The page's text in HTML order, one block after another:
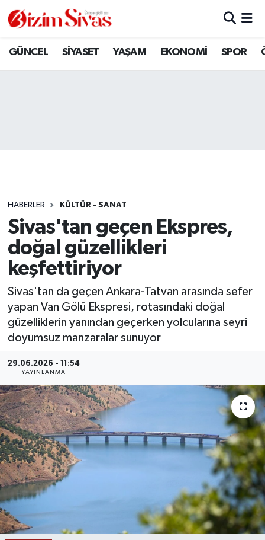
GÜNCEL SİYASET YAŞAM EKONOMİ SPOR
HABERLER KÜLTÜR - SANAT
Sivas'tan geçen Ekspres,
doğal güzellikleri
keşfettiriyor
Sivas'tan da geçen Ankara-Tatvan arasında sefer
yapan Van Gölü Ekspresi, rotasındaki doğal
güzelliklerin yanından geçerken yolcularına seyri
doyumsuz manzaralar sunuyor
29.06.2026 - 11:54
YAYINLANMA
ARAMIZDAN AYRILANLAR
GÜNCEL
KÜLTÜR
MAGAZİN
ÖZEL HABER
SAĞLIK
SİYASET
SOSYAL YARDIMLAR
SPONSORLU YAZI
SPOR
TEKNOLOJİ
Sivas Nöbetçi Eczaneler
Son Dakika Haberleri
Haber Arşivi